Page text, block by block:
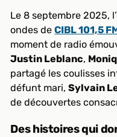
Le 8 septembre 2025,
ondes deCIBL 101,5
moment de radio
Justin Leblanc,
partagé les coulisses
défunt mari,Sylvain
de découvertes
Des histoires qui